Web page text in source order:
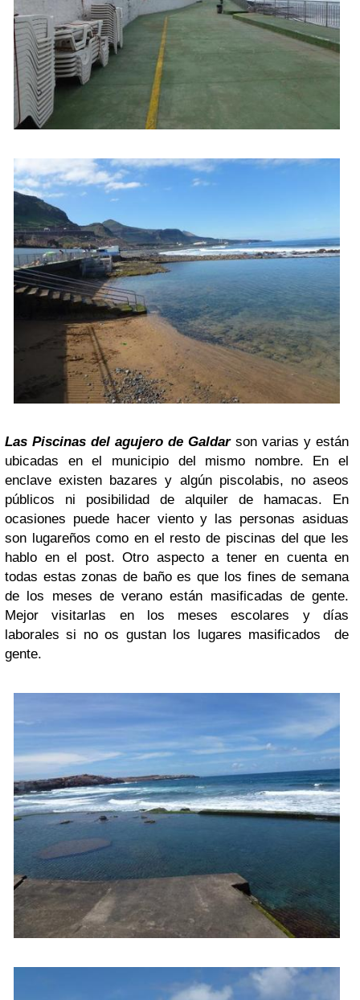
Las Piscinas del agujero de Galdar son varias y están
ubicadas en el municipio del mismo nombre. En el
enclave existen bazares y algún piscolabis, no aseos
públicos ni posibilidad de alquiler de hamacas. En
ocasiones puede hacer viento y las personas asiduas
son lugareños como en el resto de piscinas del que les
hablo en el post. Otro aspecto a tener en cuenta en
todas estas zonas de baño es que los fines de semana
de los meses de verano están masificadas de gente.
Mejor visitarlas en los meses escolares y días
laborales si no os gustan los lugares masificados de
gente.